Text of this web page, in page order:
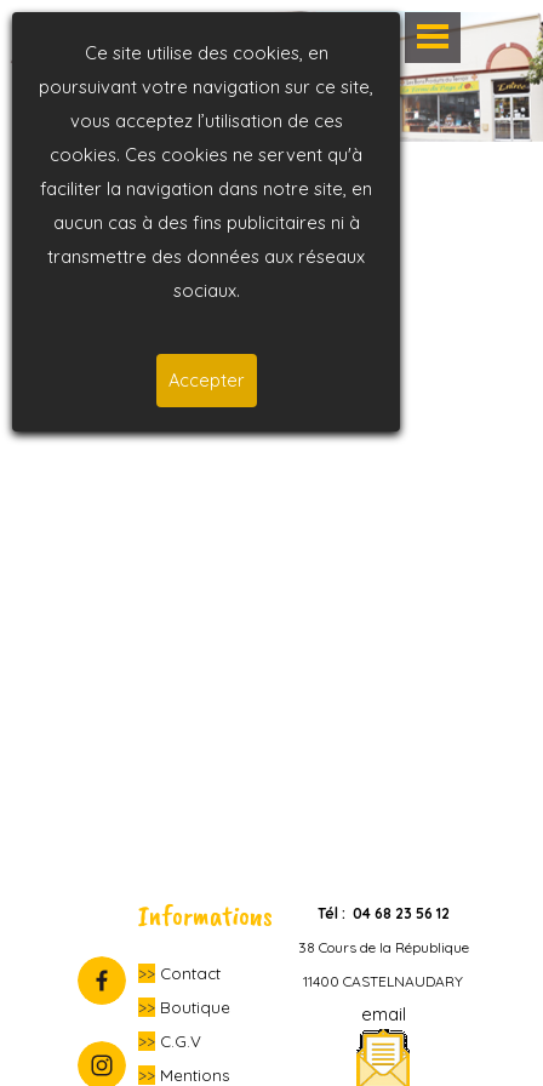
Tél : 04 68 23 56 12
38 Cours de la République
11400 CASTELNAUDARY
email
Informations
>> Contact
>> Boutique
>> C.G.V
>> Mentions
Ce site utilise des cookies, en
poursuivant votre navigation sur ce site,
vous acceptez l’utilisation de ces
cookies. Ces cookies ne servent qu'à
faciliter la navigation dans notre site, en
aucun cas à des fins publicitaires ni à
transmettre des données aux réseaux
sociaux.
Accepter